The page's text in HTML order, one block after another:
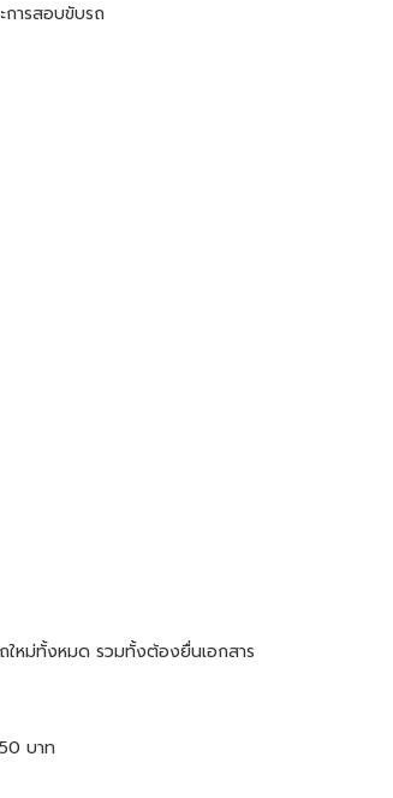
ารสอบขับรถ
ใหม่ทั้งหมด รวมทั้งต้องยื่นเอกสาร
บาท